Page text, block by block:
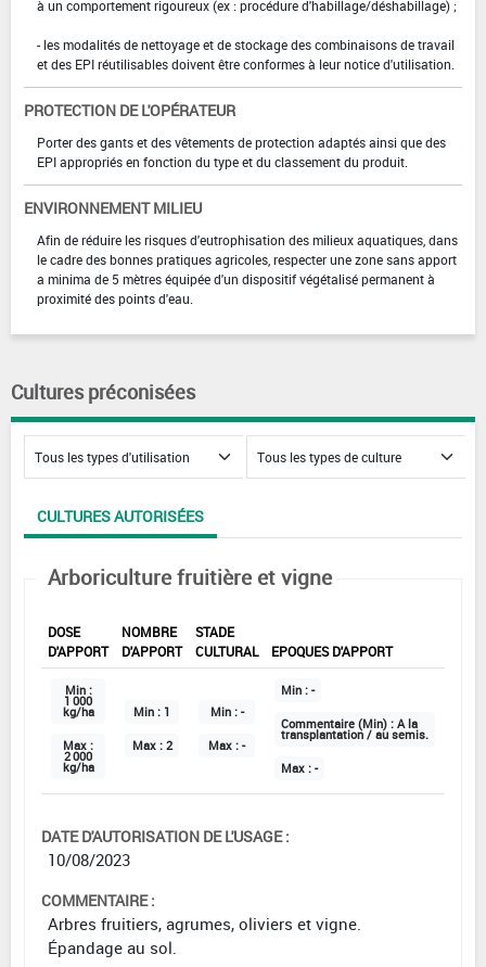
à un comportement rigoureux (ex : procédure d'habillage/déshabillage) ;
- les modalités de nettoyage et de stockage des combinaisons de travail
et des EPI réutilisables doivent être conformes à leur notice d'utilisation.
PROTECTION DE L'OPÉRATEUR
Porter des gants et des vêtements de protection adaptés ainsi que des
EPI appropriés en fonction du type et du classement du produit.
ENVIRONNEMENT MILIEU
Afin de réduire les risques d'eutrophisation des milieux aquatiques, dans
le cadre des bonnes pratiques agricoles, respecter une zone sans apport
a minima de 5 mètres équipée d'un dispositif végétalisé permanent à
proximité des points d'eau.
Cultures préconisées
CULTURES AUTORISÉES
Arboriculture fruitière et vigne
DOSE
D'APPORT
NOMBRE
D'APPORT
STADE
CULTURAL
EPOQUES D'APPORT
Min :
1 000
kg/ha
Max :
2 000
kg/ha
Min : 1
Max : 2
Min : -
Max : -
Min : -
Commentaire (Min) : A la
transplantation / au semis.
Max : -
DATE D'AUTORISATION DE L'USAGE :
10/08/2023
COMMENTAIRE :
Arbres fruitiers, agrumes, oliviers et vigne.
Épandage au sol.